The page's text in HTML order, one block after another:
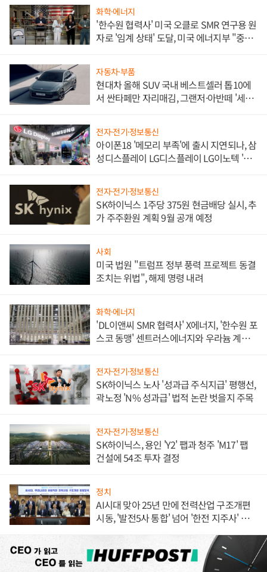
화학·에너지
'한수원 협력사' 미국 오클로 SMR 연구용 원
자로 '임계 상태' 도달, 미국 에너지부 "중요
자동차·부품
현대차 올해 SUV 국내 베스트셀러 톱10에
서 싼타페만 자리매김, 그랜저·아반떼 '세단
전자·전기·정보통신
아이폰18 '메모리 부족'에 출시 지연되나, 삼
성디스플레이 LG디스플레이 LG이노텍 '탈
전자·전기·정보통신
SK하이닉스 1주당 375원 현금배당 실시, 추
가 주주환원 계획 9월 공개 예정
사회
미국 법원 "트럼프 정부 풍력 프로젝트 동결
조치는 위법", 해제 명령 내려
화학·에너지
'DL이앤씨 SMR 협력사' X에너지, '한수원 포
스코 동맹' 센트러스에너지와 우라늄 계약
전자·전기·정보통신
SK하이닉스 노사 '성과급 주식지급' 평행선,
곽노정 'N% 성과급' 법적 논란 벗을지 주목
전자·전기·정보통신
SK하이닉스, 용인 'Y2' 팹과 청주 'M17' 팹
건설에 54조 투자 결정
정치
AI시대 맞아 25년 만에 전력산업 구조개편
시동, '발전5사 통합' 넘어 '한전 지주사' 재편